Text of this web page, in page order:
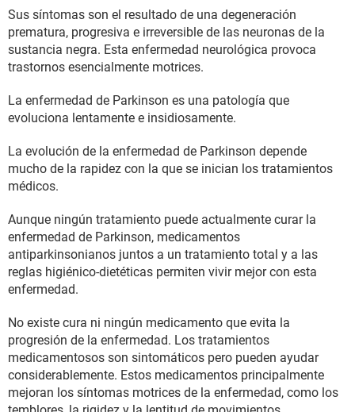
Sus síntomas son el resultado de una degeneración
prematura, progresiva e irreversible de las neuronas de la
sustancia negra. Esta enfermedad neurológica provoca
trastornos esencialmente motrices.
La enfermedad de Parkinson es una patología que
evoluciona lentamente e insidiosamente.
La evolución de la enfermedad de Parkinson depende
mucho de la rapidez con la que se inician los tratamientos
médicos.
Aunque ningún tratamiento puede actualmente curar la
enfermedad de Parkinson, medicamentos
antiparkinsonianos juntos a un tratamiento total y a las
reglas higiénico-dietéticas permiten vivir mejor con esta
enfermedad.
No existe cura ni ningún medicamento que evita la
progresión de la enfermedad. Los tratamientos
medicamentosos son sintomáticos pero pueden ayudar
considerablemente. Estos medicamentos principalmente
mejoran los síntomas motrices de la enfermedad, como los